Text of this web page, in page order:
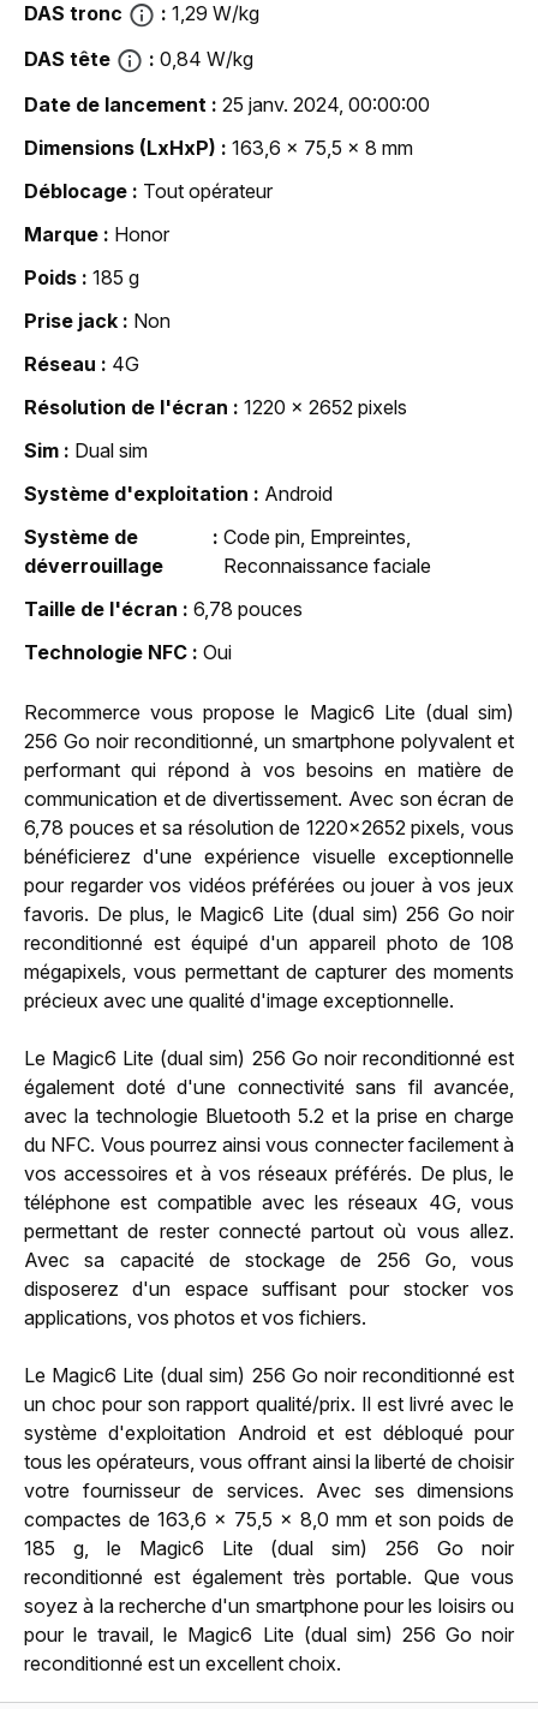
DAS tronc
1,29 W/kg
DAS tête
0,84 W/kg
Date de lancement
25 janv. 2024, 00:00:00
Dimensions (LxHxP)
163,6 x 75,5 x 8 mm
Déblocage
Tout opérateur
Marque
Honor
Poids
185 g
Prise jack
Non
Réseau
4G
Résolution de l'écran
1220 x 2652 pixels
Sim
Dual sim
Système d'exploitation
Android
Système de
déverrouillage
Code pin, Empreintes,
Reconnaissance faciale
Taille de l'écran
6,78 pouces
Technologie NFC
Oui
Recommerce vous propose le Magic6 Lite (dual sim)
256 Go noir reconditionné, un smartphone polyvalent et
performant qui répond à vos besoins en matière de
communication et de divertissement. Avec son écran de
6,78 pouces et sa résolution de 1220x2652 pixels, vous
bénéficierez d'une expérience visuelle exceptionnelle
pour regarder vos vidéos préférées ou jouer à vos jeux
favoris. De plus, le Magic6 Lite (dual sim) 256 Go noir
reconditionné est équipé d'un appareil photo de 108
mégapixels, vous permettant de capturer des moments
précieux avec une qualité d'image exceptionnelle.
Le Magic6 Lite (dual sim) 256 Go noir reconditionné est
également doté d'une connectivité sans fil avancée,
avec la technologie Bluetooth 5.2 et la prise en charge
du NFC. Vous pourrez ainsi vous connecter facilement à
vos accessoires et à vos réseaux préférés. De plus, le
téléphone est compatible avec les réseaux 4G, vous
permettant de rester connecté partout où vous allez.
Avec sa capacité de stockage de 256 Go, vous
disposerez d'un espace suffisant pour stocker vos
applications, vos photos et vos fichiers.
Le Magic6 Lite (dual sim) 256 Go noir reconditionné est
un choc pour son rapport qualité/prix. Il est livré avec le
système d'exploitation Android et est débloqué pour
tous les opérateurs, vous offrant ainsi la liberté de choisir
votre fournisseur de services. Avec ses dimensions
compactes de 163,6 x 75,5 x 8,0 mm et son poids de
185 g, le Magic6 Lite (dual sim) 256 Go noir
reconditionné est également très portable. Que vous
soyez à la recherche d'un smartphone pour les loisirs ou
pour le travail, le Magic6 Lite (dual sim) 256 Go noir
reconditionné est un excellent choix.